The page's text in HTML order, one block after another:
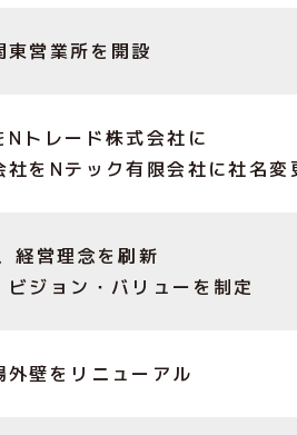
営業所を開設
トレード株式会社に
社をNテック有限会社に社名変
経営理念を刷新
ジョン・バリューを制定
壁をリニューアル